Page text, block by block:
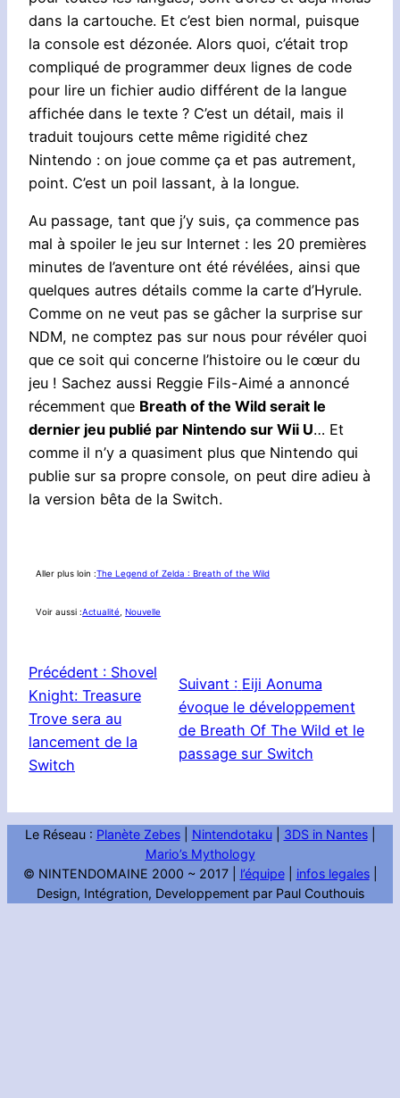
dans la cartouche. Et c’est bien normal, puisque
la console est dézonée. Alors quoi, c’était trop
compliqué de programmer deux lignes de code
pour lire un fichier audio différent de la langue
affichée dans le texte ? C’est un détail, mais il
traduit toujours cette même rigidité chez
Nintendo : on joue comme ça et pas autrement,
point. C’est un poil lassant, à la longue.
Au passage, tant que j’y suis, ça commence pas
mal à spoiler le jeu sur Internet : les 20 premières
minutes de l’aventure ont été révélées, ainsi que
quelques autres détails comme la carte d’Hyrule.
Comme on ne veut pas se gâcher la surprise sur
NDM, ne comptez pas sur nous pour révéler quoi
que ce soit qui concerne l’histoire ou le cœur du
jeu ! Sachez aussi Reggie Fils-Aimé a annoncé
récemment que Breath of the Wild serait le
dernier jeu publié par Nintendo sur Wii U… Et
comme il n’y a quasiment plus que Nintendo qui
publie sur sa propre console, on peut dire adieu à
la version bêta de la Switch.
Aller plus loin :The Legend of Zelda : Breath of the Wild
Voir aussi :Actualité , Nouvelle
Précédent : Shovel
Knight: Treasure
Trove sera au
lancement de la
Switch
Suivant : Eiji Aonuma
évoque le développement
de Breath Of The Wild et le
passage sur Switch
Le Réseau : Planète Zebes| Nintendotaku| 3DS in Nantes|
Mario’s Mythology
© NINTENDOMAINE 2000 ~ 2017 | l’équipe| infos legales|
Design, Intégration, Developpement par Paul Couthouis